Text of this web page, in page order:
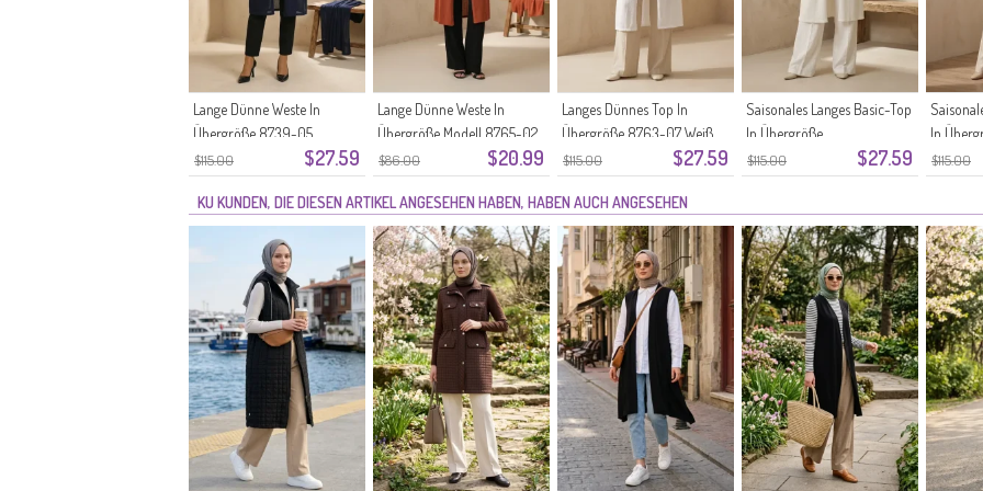
$115.00 $27.59
Lange Dünne Weste In
Übergröße 8739-05
Marineblau
$86.00 $20.99
Lange Dünne Weste In
Übergröße Modell 8765-02
Dunkelterracotta
$115.00 $27.59
Langes Dünnes Top In
Übergröße 8763-07 Weiß
$115.00 $27.59
Saisonales Langes Basic-Top
In Übergröße
Umstandsweste 8747-04
Weiß
$115.00
In
Beige
KU KUNDEN, DIE DIESEN ARTIKEL ANGESEHEN HABEN, HABEN AUCH ANGESEHEN